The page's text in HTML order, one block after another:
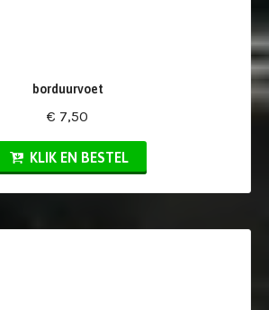
borduurvoet
€ 7,50
KLIK EN BESTEL